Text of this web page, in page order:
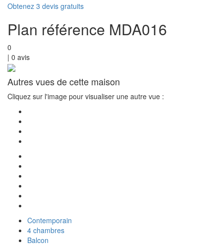
Obtenez 3 devis gratuits
Plan référence MDA016
0
| 0 avis
Autres vues de cette maison
Cliquez sur l'image pour visualiser une autre vue :
Contemporain
4 chambres
Balcon